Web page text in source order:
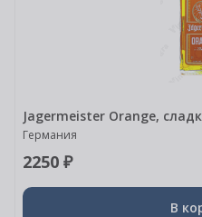
Jagermeister Orange,
Германия
2250 ₽
В